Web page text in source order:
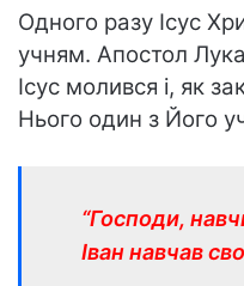
Одного разу Ісус
учням. Апостол
Ісус молився і, як
Нього один з Його
“Господи,
Іван навчав